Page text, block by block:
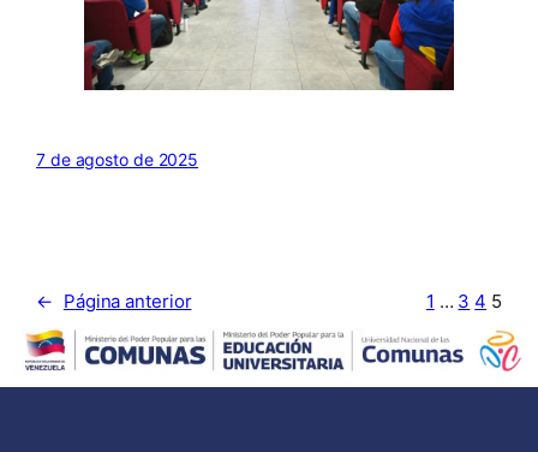
7 de agosto de 2025
← Página anterior 1 … 3 4 5